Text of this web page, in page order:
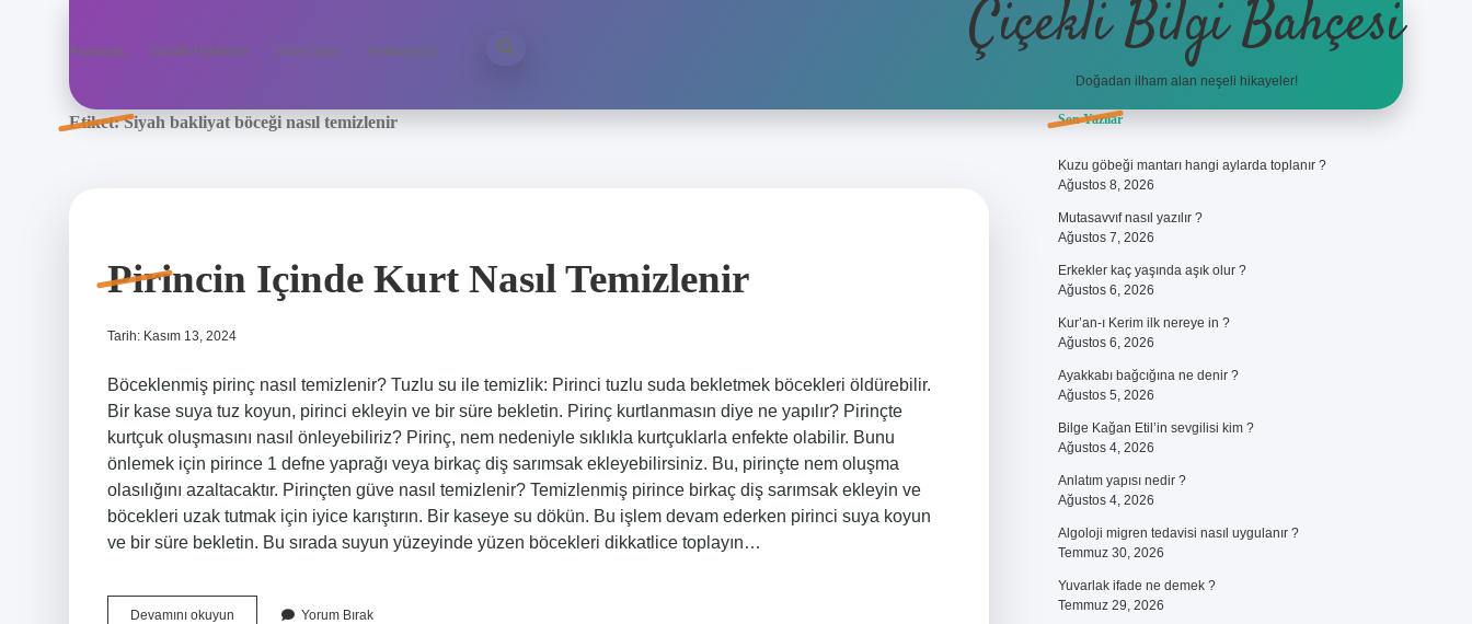
Anasayfa Gizlilik Politikası Yasal Uyarı Hakkımızda Çiçekli Bilgi Bahçesi
Doğadan ilham alan neşeli hikayeler!
Etiket:Siyah bakliyat böceği nasıl temizlenir
Pirincin Içinde Kurt Nasıl Temizlenir
Tarih: Kasım 13, 2024
Böceklenmiş pirinç nasıl temizlenir? Tuzlu su ile temizlik: Pirinci tuzlu suda bekletmek böcekleri öldürebilir.
Bir kase suya tuz koyun, pirinci ekleyin ve bir süre bekletin. Pirinç kurtlanmasın diye ne yapılır? Pirinçte
kurtçuk oluşmasını nasıl önleyebiliriz? Pirinç, nem nedeniyle sıklıkla kurtçuklarla enfekte olabilir. Bunu
önlemek için pirince 1 defne yaprağı veya birkaç diş sarımsak ekleyebilirsiniz. Bu, pirinçte nem oluşma
olasılığını azaltacaktır. Pirinçten güve nasıl temizlenir? Temizlenmiş pirince birkaç diş sarımsak ekleyin ve
böcekleri uzak tutmak için iyice karıştırın. Bir kaseye su dökün. Bu işlem devam ederken pirinci suya koyun
ve bir süre bekletin. Bu sırada suyun yüzeyinde yüzen böcekleri dikkatlice toplayın…
Devamını okuyun Yorum Bırak
Sidebar
Son Yazılar
Kuzu göbeği mantarı hangi aylarda toplanır ?
Ağustos 8, 2026
Mutasavvıf nasıl yazılır ?
Ağustos 7, 2026
Erkekler kaç yaşında aşık olur ?
Ağustos 6, 2026
Kur’an-ı Kerim ilk nereye in ?
Ağustos 6, 2026
Ayakkabı bağcığına ne denir ?
Ağustos 5, 2026
Bilge Kağan Etil’in sevgilisi kim ?
Ağustos 4, 2026
Anlatım yapısı nedir ?
Ağustos 4, 2026
Algoloji migren tedavisi nasıl uygulanır ?
Temmuz 30, 2026
Yuvarlak ifade ne demek ?
Temmuz 29, 2026